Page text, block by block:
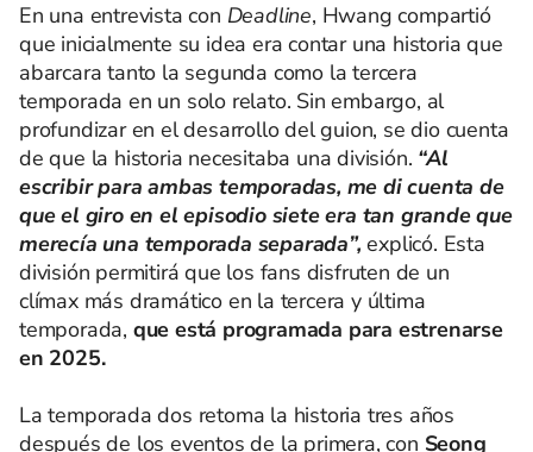
En una entrevista con Deadline, Hwang compartió
que inicialmente su idea era contar una historia que
abarcara tanto la segunda como la tercera
temporada en un solo relato. Sin embargo, al
profundizar en el desarrollo del guion, se dio cuenta
de que la historia necesitaba una división. “Al
escribir para ambas temporadas, me di cuenta de
que el giro en el episodio siete era tan grande que
merecía una temporada separada”,explicó. Esta
división permitirá que los fans disfruten de un
clímax más dramático en la tercera y última
temporada, que está programada para estrenarse
en 2025.
La temporada dos retoma la historia tres años
después de los eventos de la primera, con Seong